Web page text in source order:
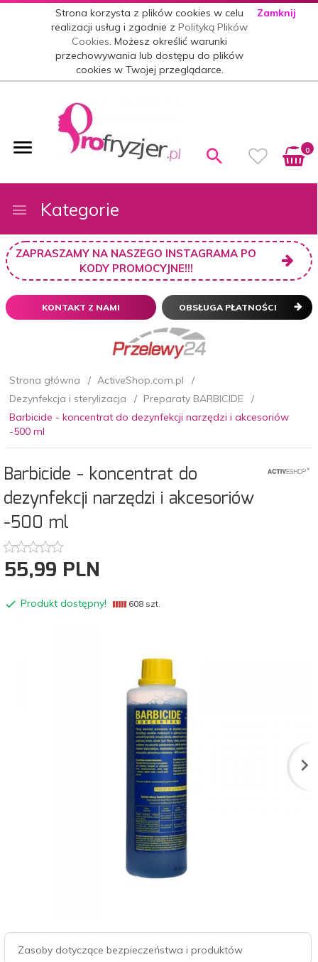
Strona korzysta z plików cookies w celu
realizacji usług i zgodnie zPolityką Plików
Cookies. Możesz określić warunki
przechowywania lub dostępu do plików
cookies w Twojej przeglądarce.
Zamknij
0
Kategorie
ZAPRASZAMY NA NASZEGO INSTAGRAMA PO
KODY PROMOCYJNE!!!
KONTAKT Z NAMI OBSŁUGA PŁATNOŚCI
Strona główna
ActiveShop.com.pl
Dezynfekcja i sterylizacja
Preparaty BARBICIDE
Barbicide - koncentrat do dezynfekcji narzędzi i akcesoriów
-500 ml
Barbicide - koncentrat do
dezynfekcji narzędzi i akcesoriów
-500 ml
55,99 PLN
Produkt dostępny! 608 szt.
Zasoby dotyczące bezpieczeństwa i produktów